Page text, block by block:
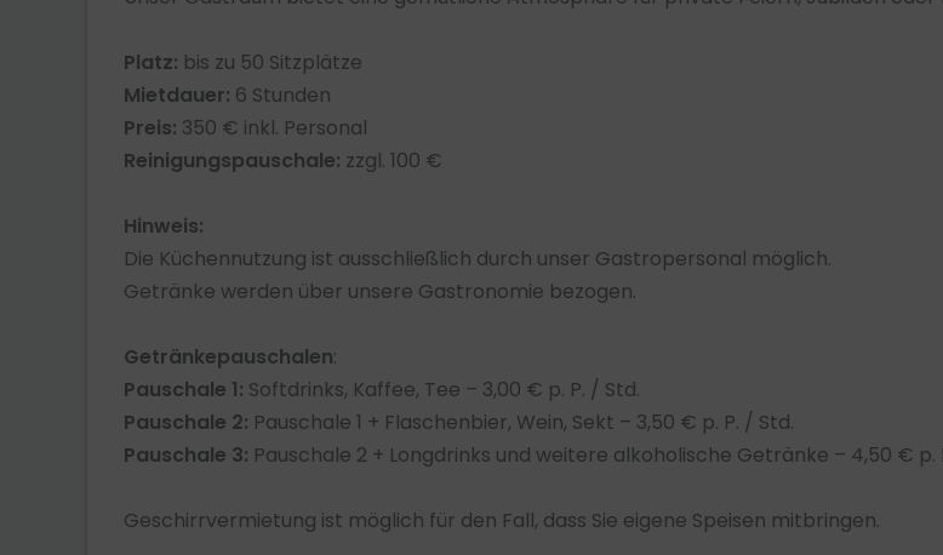
Platz: bis zu 50 Sitzplätze
Mietdauer: 6 Stunden
Preis: 350 € inkl. Personal
Reinigungspauschale: zzgl. 100 €
Hinweis:
Die Küchennutzung ist ausschließlich durch unser Gastropersonal möglich.
Getränke werden über unsere Gastronomie bezogen.
Getränkepauschalen:
Pauschale 1: Softdrinks, Kaffee, Tee – 3,00 € p. P. / Std.
Pauschale 2: Pauschale 1 + Flaschenbier, Wein, Sekt – 3,50 € p. P. / Std.
Pauschale 3: Pauschale 2 + Longdrinks und weitere alkoholische Getränke – 4,50 € p.
Geschirrvermietung ist möglich für den Fall, dass Sie eigene Speisen mitbringen.